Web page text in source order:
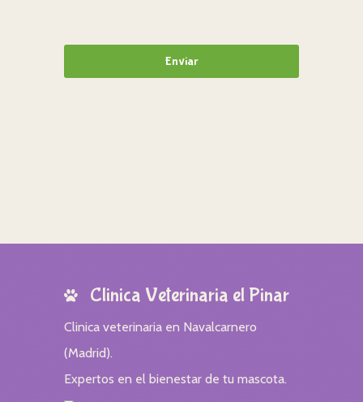
Clinica Veterinaria el Pinar
Clinica veterinaria en Navalcarnero
(Madrid).
Expertos en el bienestar de tu mascota.